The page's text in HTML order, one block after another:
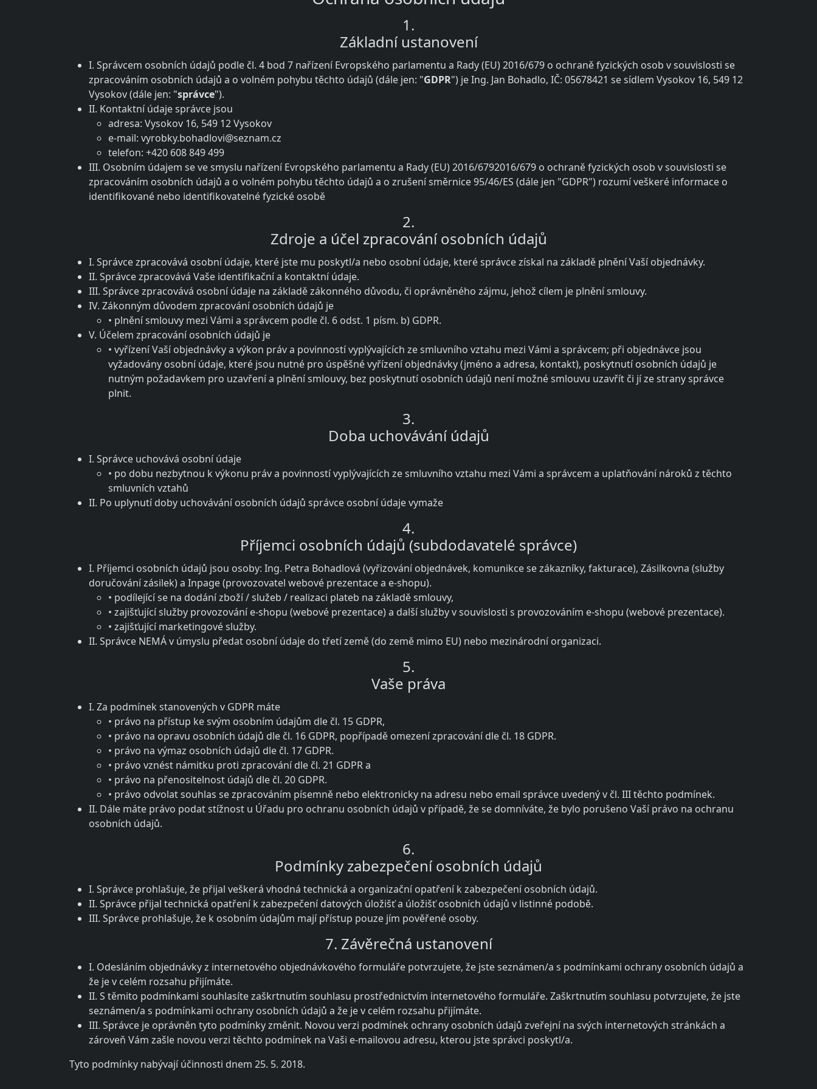
1.
Základní ustanovení
I. Správcem osobních údajů podle čl. 4 bod 7 nařízení Evropského parlamentu a Rady (EU) 2016/679 o ochraně fyzických osob v souvislosti se
zpracováním osobních údajů a o volném pohybu těchto údajů (dále jen: "GDPR") je Ing. Jan Bohadlo, IČ: 05678421 se sídlem Vysokov 16, 549 12
Vysokov (dále jen: "správce").
II. Kontaktní údaje správce jsou
adresa: Vysokov 16, 549 12 Vysokov
e-mail: vyrobky.bohadlovi@seznam.cz
telefon: +420 608 849 499
III. Osobním údajem se ve smyslu nařízení Evropského parlamentu a Rady (EU) 2016/6792016/679 o ochraně fyzických osob v souvislosti se
zpracováním osobních údajů a o volném pohybu těchto údajů a o zrušení směrnice 95/46/ES (dále jen "GDPR") rozumí veškeré informace o
identifikované nebo identifikovatelné fyzické osobě
2.
Zdroje a účel zpracování osobních údajů
I. Správce zpracovává osobní údaje, které jste mu poskytl/a nebo osobní údaje, které správce získal na základě plnění Vaší objednávky.
II. Správce zpracovává Vaše identifikační a kontaktní údaje.
III. Správce zpracovává osobní údaje na základě zákonného důvodu, či oprávněného zájmu, jehož cílem je plnění smlouvy.
IV. Zákonným důvodem zpracování osobních údajů je
• plnění smlouvy mezi Vámi a správcem podle čl. 6 odst. 1 písm. b) GDPR.
V. Účelem zpracování osobních údajů je
• vyřízení Vaší objednávky a výkon práv a povinností vyplývajících ze smluvního vztahu mezi Vámi a správcem; při objednávce jsou
vyžadovány osobní údaje, které jsou nutné pro úspěšné vyřízení objednávky (jméno a adresa, kontakt), poskytnutí osobních údajů je
nutným požadavkem pro uzavření a plnění smlouvy, bez poskytnutí osobních údajů není možné smlouvu uzavřít či jí ze strany správce
plnit.
3.
Doba uchovávání údajů
I. Správce uchovává osobní údaje
• po dobu nezbytnou k výkonu práv a povinností vyplývajících ze smluvního vztahu mezi Vámi a správcem a uplatňování nároků z těchto
smluvních vztahů
II. Po uplynutí doby uchovávání osobních údajů správce osobní údaje vymaže
4.
Příjemci osobních údajů (subdodavatelé správce)
I. Příjemci osobních údajů jsou osoby: Ing. Petra Bohadlová (vyřizování objednávek, komunikce se zákazníky, fakturace), Zásilkovna (služby
doručování zásilek) a Inpage (provozovatel webové prezentace a e-shopu).
• podílející se na dodání zboží / služeb / realizaci plateb na základě smlouvy,
• zajišťující služby provozování e-shopu (webové prezentace) a další služby v souvislosti s provozováním e-shopu (webové prezentace).
• zajišťující marketingové služby.
II. Správce NEMÁ v úmyslu předat osobní údaje do třetí země (do země mimo EU) nebo mezinárodní organizaci.
5.
Vaše práva
I. Za podmínek stanovených v GDPR máte
• právo na přístup ke svým osobním údajům dle čl. 15 GDPR,
• právo na opravu osobních údajů dle čl. 16 GDPR, popřípadě omezení zpracování dle čl. 18 GDPR.
• právo na výmaz osobních údajů dle čl. 17 GDPR.
• právo vznést námitku proti zpracování dle čl. 21 GDPR a
• právo na přenositelnost údajů dle čl. 20 GDPR.
• právo odvolat souhlas se zpracováním písemně nebo elektronicky na adresu nebo email správce uvedený v čl. III těchto podmínek.
II. Dále máte právo podat stížnost u Úřadu pro ochranu osobních údajů v případě, že se domníváte, že bylo porušeno Vaší právo na ochranu
osobních údajů.
6.
Podmínky zabezpečení osobních údajů
I. Správce prohlašuje, že přijal veškerá vhodná technická a organizační opatření k zabezpečení osobních údajů.
II. Správce přijal technická opatření k zabezpečení datových úložišť a úložišť osobních údajů v listinné podobě.
III. Správce prohlašuje, že k osobním údajům mají přístup pouze jím pověřené osoby.
7. Závěrečná ustanovení
I. Odesláním objednávky z internetového objednávkového formuláře potvrzujete, že jste seznámen/a s podmínkami ochrany osobních údajů a
že je v celém rozsahu přijímáte.
II. S těmito podmínkami souhlasíte zaškrtnutím souhlasu prostřednictvím internetového formuláře. Zaškrtnutím souhlasu potvrzujete, že jste
seznámen/a s podmínkami ochrany osobních údajů a že je v celém rozsahu přijímáte.
III. Správce je oprávněn tyto podmínky změnit. Novou verzi podmínek ochrany osobních údajů zveřejní na svých internetových stránkách a
zároveň Vám zašle novou verzi těchto podmínek na Vaši e-mailovou adresu, kterou jste správci poskytl/a.
Tyto podmínky nabývají účinnosti dnem 25. 5. 2018.